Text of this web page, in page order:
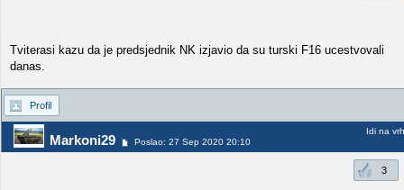
Tviterasi kazu da je predsjednik NK izjavio da su turski F16 ucestvovali
danas.
Profil
Markoni29 Poslao: 27 Sep 2020 20:10
Idi na vrh
3